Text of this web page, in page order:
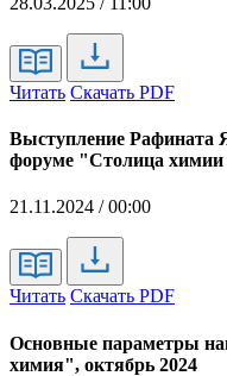
Читать Скачать PDF
Выступление Рафината
форуме "Столица химии
21.11.2024 / 00:00
Читать Скачать PDF
Основные параметры
химия", октябрь 2024